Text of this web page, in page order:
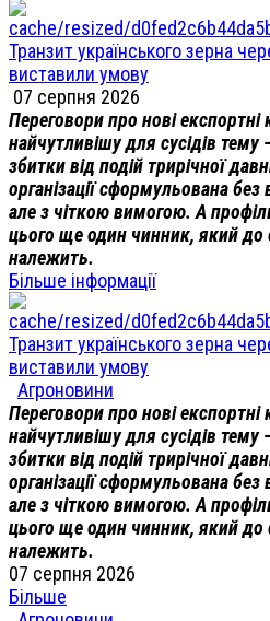
Транзит українського зерна
виставили умову
07 серпня 2026
Переговори про нові
найчутливішу для сусідів
збитки від подій трирічної
організації сформульована
але з чіткою вимогою. А
цього ще один чинник, який до
належить.
Більше інформації
Транзит українського зерна
виставили умову
Агроновини
Переговори про нові
найчутливішу для сусідів
збитки від подій трирічної
організації сформульована
але з чіткою вимогою. А
цього ще один чинник, який до
належить.
07 серпня 2026
Більше